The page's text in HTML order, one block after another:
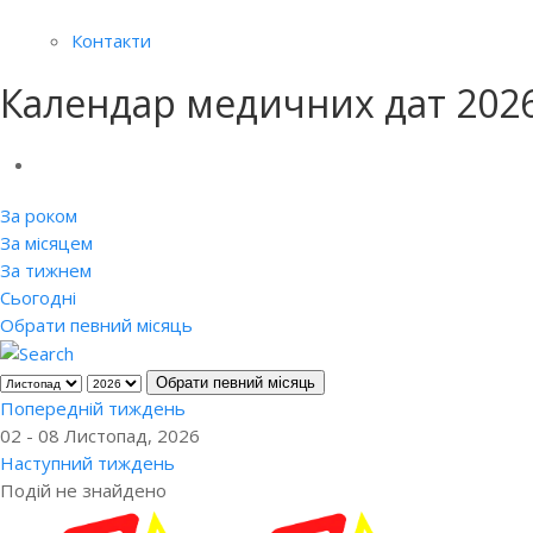
Контакти
Календар медичних дат
За роком
За місяцем
За тижнем
Сьогодні
Обрати певний місяць
Обрати певний місяць
Попередній тиждень
02 - 08 Листопад, 2026
Наступний тиждень
Подій не знайдено